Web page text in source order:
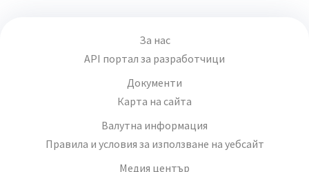
За нас
API портал за разработчици
Документи
Карта на сайта
Валутна информация
Правила и условия за използване на уебсайт
Медия център